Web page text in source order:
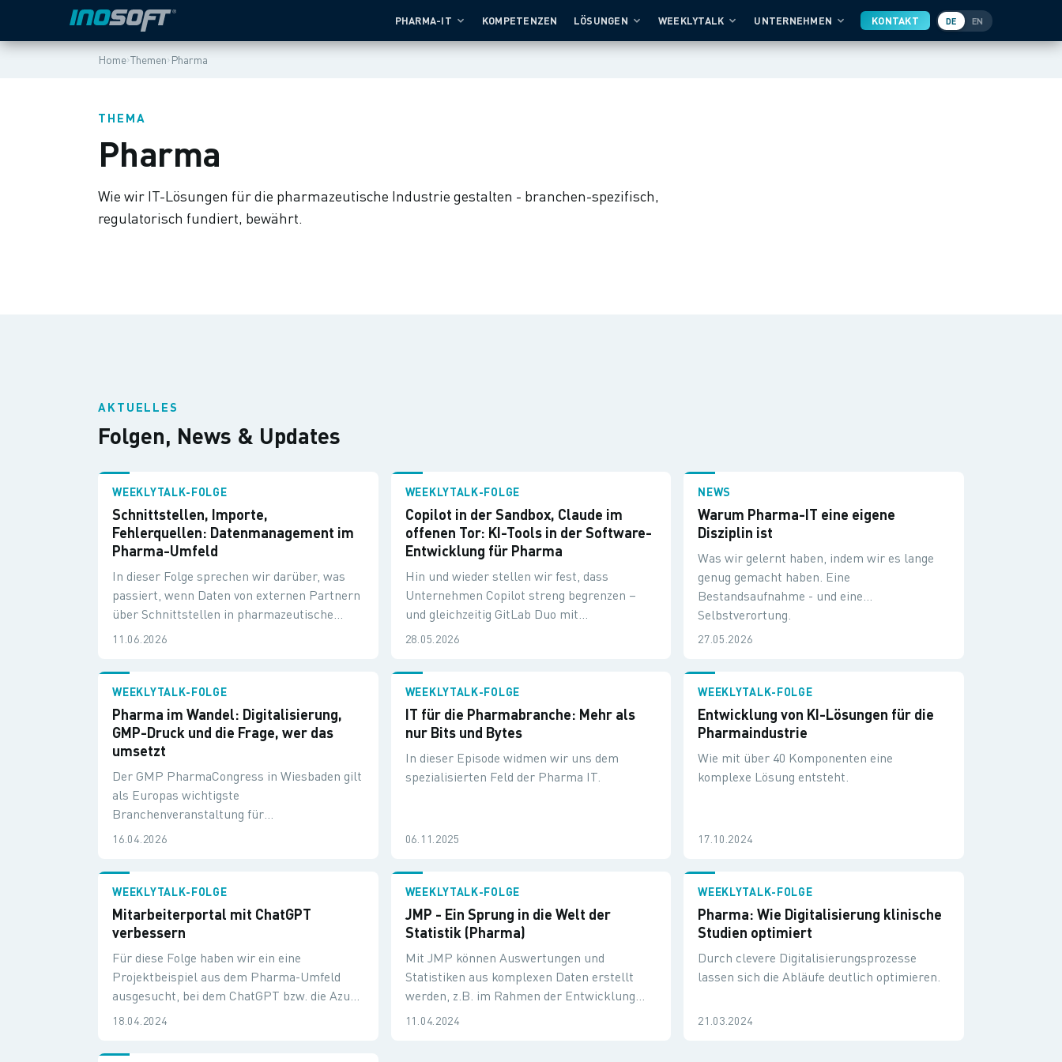
PHARMA-IT KOMPETENZEN LÖSUNGEN WEEKLYTALK UNTERNEHMEN KONTAKT DE EN
Home›Themen›Pharma
THEMA
Pharma
Wie wir IT-Lösungen für die pharmazeutische Industrie gestalten - branchen-spezifisch,
regulatorisch fundiert, bewährt.
AKTUELLES
Folgen, News & Updates
WEEKLYTALK-FOLGE
Schnittstellen, Importe,
Fehlerquellen: Datenmanagement im
Pharma-Umfeld
In dieser Folge sprechen wir darüber, was
passiert, wenn Daten von externen Partnern
über Schnittstellen in pharmazeutische
Systeme wandern.
11.06.2026
WEEKLYTALK-FOLGE
Copilot in der Sandbox, Claude im
offenen Tor: KI-Tools in der Software-
Entwicklung für Pharma
Hin und wieder stellen wir fest, dass
Unternehmen Copilot streng begrenzen –
und gleichzeitig GitLab Duo mit
angebundenen LLMs zur freien Nutzung in
28.05.2026
NEWS
Warum Pharma-IT eine eigene
Disziplin ist
Was wir gelernt haben, indem wir es lange
genug gemacht haben. Eine
Bestandsaufnahme - und eine
Selbstverortung.
27.05.2026
WEEKLYTALK-FOLGE
Pharma im Wandel: Digitalisierung,
GMP-Druck und die Frage, wer das
umsetzt
Der GMP PharmaCongress in Wiesbaden gilt
als Europas wichtigste
Branchenveranstaltung für
Pharmaproduktion und -technologie.
16.04.2026
WEEKLYTALK-FOLGE
IT für die Pharmabranche: Mehr als
nur Bits und Bytes
In dieser Episode widmen wir uns dem
spezialisierten Feld der Pharma IT.
06.11.2025
WEEKLYTALK-FOLGE
Entwicklung von KI-Lösungen für die
Pharmaindustrie
Wie mit über 40 Komponenten eine
komplexe Lösung entsteht.
17.10.2024
WEEKLYTALK-FOLGE
Mitarbeiterportal mit ChatGPT
verbessern
Für diese Folge haben wir ein eine
Projektbeispiel aus dem Pharma-Umfeld
ausgesucht, bei dem ChatGPT bzw. die Azure
Open AI Services eine zentrale Rolle spielen.
18.04.2024
WEEKLYTALK-FOLGE
JMP - Ein Sprung in die Welt der
Statistik (Pharma)
Mit JMP können Auswertungen und
Statistiken aus komplexen Daten erstellt
werden, z.B. im Rahmen der Entwicklung
neuer Medikamente.
11.04.2024
WEEKLYTALK-FOLGE
Pharma: Wie Digitalisierung klinische
Studien optimiert
Durch clevere Digitalisierungsprozesse
lassen sich die Abläufe deutlich optimieren.
21.03.2024